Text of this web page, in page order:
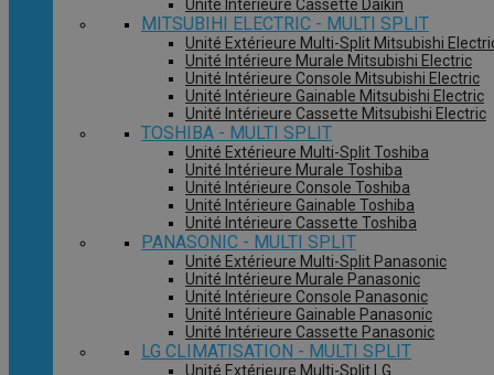
Unité Intérieure Cassette Daikin
MITSUBIHI ELECTRIC - MULTI SPLIT
Unité Extérieure Multi-Split Mitsubishi
Unité Intérieure Murale Mitsubishi Electric
Unité Intérieure Console Mitsubishi Electric
Unité Intérieure Gainable Mitsubishi Electric
Unité Intérieure Cassette Mitsubishi Electric
TOSHIBA - MULTI SPLIT
Unité Extérieure Multi-Split Toshiba
Unité Intérieure Murale Toshiba
Unité Intérieure Console Toshiba
Unité Intérieure Gainable Toshiba
Unité Intérieure Cassette Toshiba
PANASONIC - MULTI SPLIT
Unité Extérieure Multi-Split Panasonic
Unité Intérieure Murale Panasonic
Unité Intérieure Console Panasonic
Unité Intérieure Gainable Panasonic
Unité Intérieure Cassette Panasonic
LG CLIMATISATION - MULTI SPLIT
Unité Extérieure Multi-Split LG